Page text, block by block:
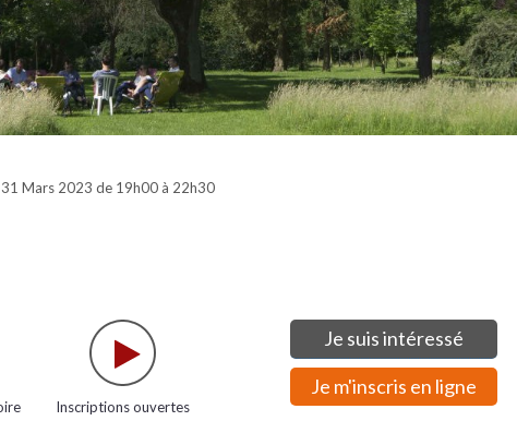
31 Mars 2023 de 19h00 à 22h30
Inscriptions ouvertes
Je suis intéressé
Je m'inscris en ligne